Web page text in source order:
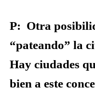
P: Otra
“pateando” la
Hay ciudades
bien a este